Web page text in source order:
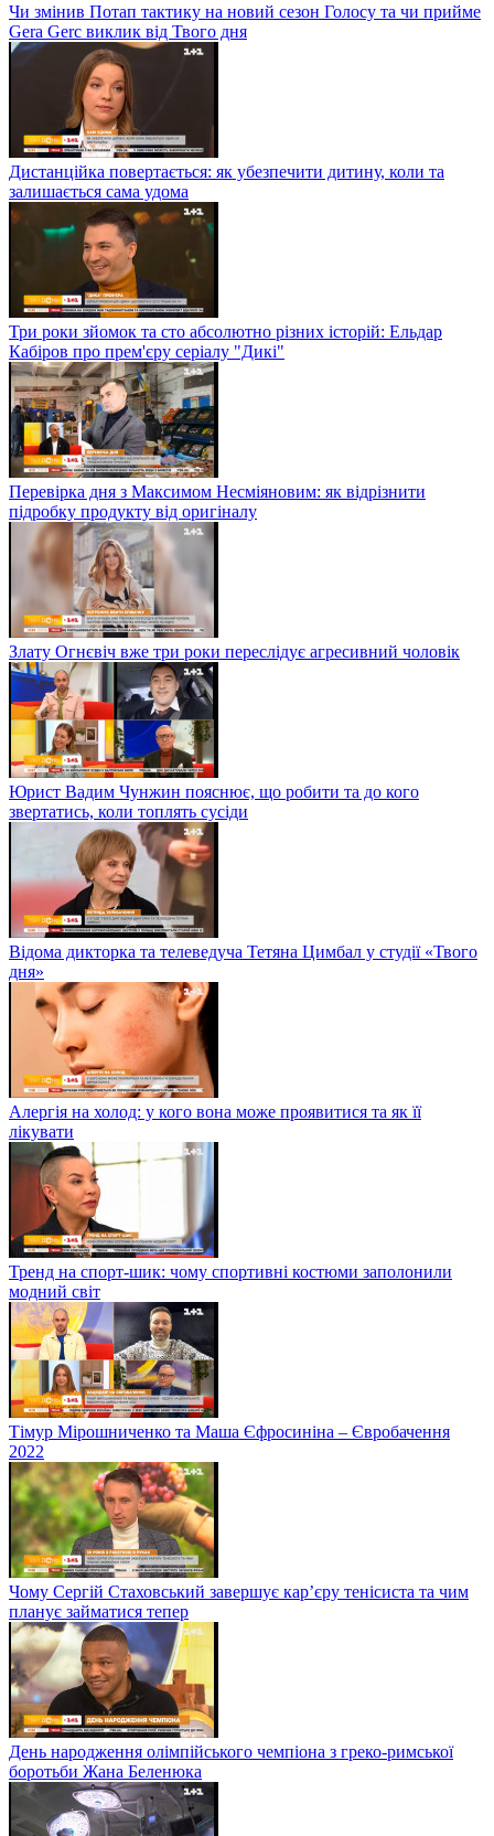
Чи змінив Потап тактику на новий сезон Голосу та чи прийме
Gera Gerc виклик від Твого дня
Дистанційка повертається: як убезпечити дитину, коли та
залишається сама удома
Три роки зйомок та сто абсолютно різних історій: Ельдар
Кабіров про прем'єру серіалу "Дикі"
Перевірка дня з Максимом Несміяновим: як відрізнити
підробку продукту від оригіналу
Злату Огнєвіч вже три роки переслідує агресивний чоловік
Юрист Вадим Чунжин пояснює, що робити та до кого
звертатись, коли топлять сусіди
Відома дикторка та телеведуча Тетяна Цимбал у студії «Твого
дня»
Алергія на холод: у кого вона може проявитися та як її
лікувати
Тренд на спорт-шик: чому спортивні костюми заполонили
модний світ
Тімур Мірошниченко та Маша Єфросиніна – Євробачення
2022
Чому Сергій Стаховський завершує кар’єру тенісиста та чим
планує займатися тепер
День народження олімпійського чемпіона з греко-римської
боротьби Жана Беленюка